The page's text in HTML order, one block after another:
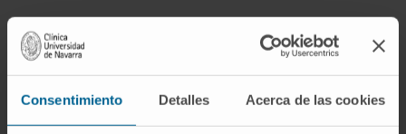
Consentimiento Detalles Acerca de las cookies
Research Center of the Clinica